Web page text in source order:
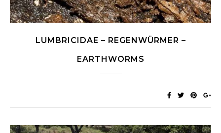
LUMBRICIDAE – REGENWÜRMER –
EARTHWORMS